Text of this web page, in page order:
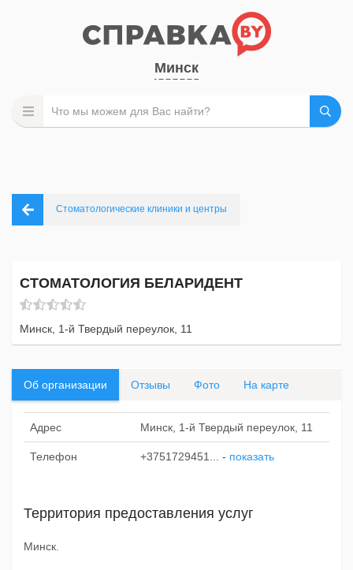
Минск
Стоматологические клиники и центры
СТОМАТОЛОГИЯ БЕЛАРИДЕНТ
Минск, 1-й Твердый переулок, 11
Об организации Отзывы Фото На карте
Адрес Минск, 1-й Твердый переулок, 11
Телефон +3751729451... - показать
Территория предоставления услуг
Минск.